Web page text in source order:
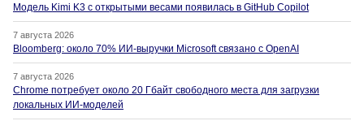
Модель Kimi K3 с открытыми весами появилась в GitHub Copilot
7 августа 2026
Bloomberg: около 70% ИИ-выручки Microsoft связано с OpenAI
7 августа 2026
Chrome потребует около 20 Гбайт свободного места для загрузки
локальных ИИ-моделей